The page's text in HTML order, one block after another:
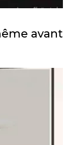
avant